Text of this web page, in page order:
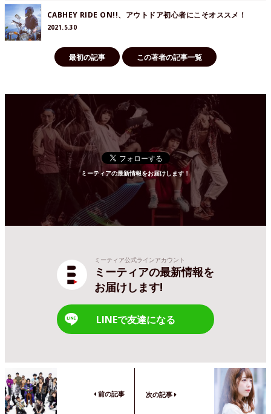
CABHEY RIDE ON!!、アウトドア初心者にこそオススメ！
2021.5.30
最初の記事 この著者の記事一覧
ミーティアの最新情報をお届けします！
ミーティア公式ラインアカウント
ミーティアの最新情報を
お届けします!
LINEで友達になる
前の記事 次の記事